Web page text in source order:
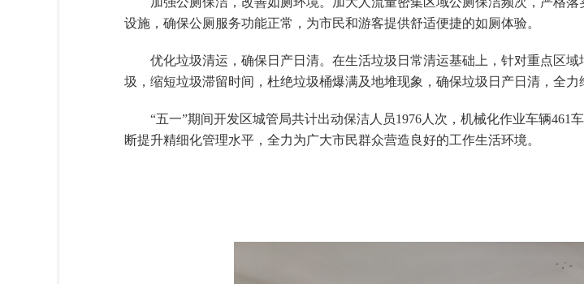
设施，确保公厕服务功能正常，为市民和游客提供舒适便捷的如厕体验。
优化垃圾清运，确保日产日清。在生活垃圾日常清运基础上，针对重点区
圾，缩短垃圾滞留时间，杜绝垃圾桶爆满及地堆现象，确保垃圾日产日清，全力
“五一”期间开发区城管局共计出动保洁人员1976人次，机械化作业车辆
断提升精细化管理水平，全力为广大市民群众营造良好的工作生活环境。